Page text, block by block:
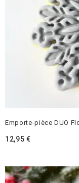
Emporte-pièce DUO
12,95 €